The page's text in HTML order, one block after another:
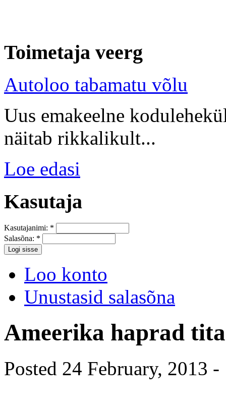
Toimetaja veerg
Autoloo tabamatu võlu
Uus emakeelne
näitab rikkalikult...
Loe edasi
Kasutaja
Kasutajanimi: *
Salasõna: *
Loo konto
Unustasid salasõna
Ameerika haprad
Posted 24 February, 2013